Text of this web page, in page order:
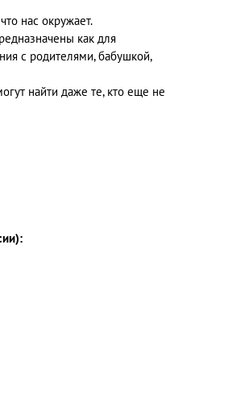
нас окружает.
как для
с родителями, бабушкой,
найти даже те, кто еще не